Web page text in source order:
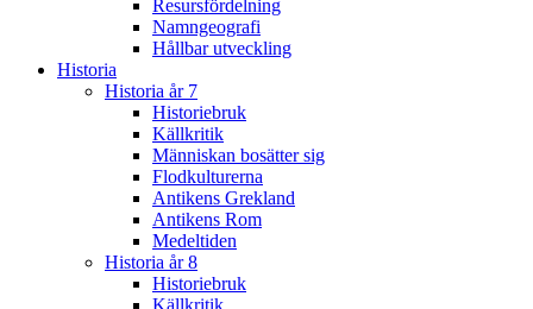
Resursfördelning
Namngeografi
Hållbar utveckling
Historia
Historia år 7
Historiebruk
Källkritik
Människan bosätter sig
Flodkulturerna
Antikens Grekland
Antikens Rom
Medeltiden
Historia år 8
Historiebruk
Källkritik